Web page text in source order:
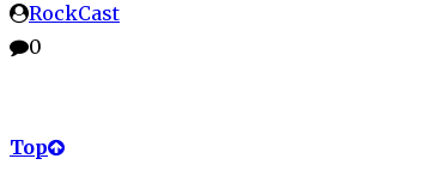
RockCast
0
Top